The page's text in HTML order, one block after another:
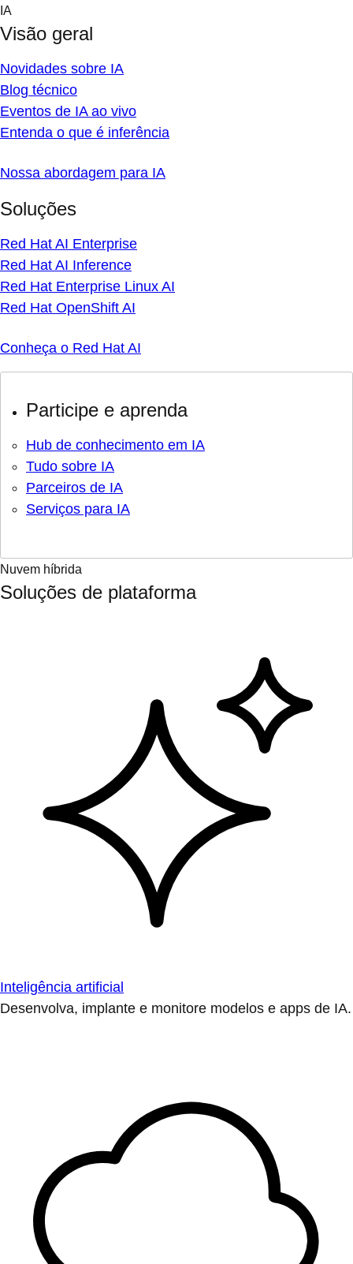
Skip
content
IA
Visão geral
Novidades sobre IA
Blog técnico
Eventos de IA ao vivo
Entenda o que é inferência
Nossa abordagem para IA
Soluções
Red Hat AI Enterprise
Red Hat AI Inference
Red Hat Enterprise Linux AI
Red Hat OpenShift AI
Conheça o Red Hat AI
Participe e aprenda
Hub de conhecimento em IA
Tudo sobre IA
Parceiros de IA
Serviços para IA
Nuvem híbrida
Soluções de plataforma
Inteligência artificial
Desenvolva, implante e monitore modelos e apps de IA.